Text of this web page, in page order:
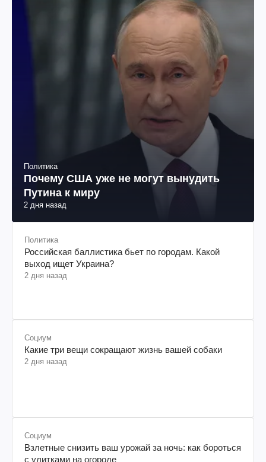
Политика
Почему США уже не могут вынудить
Путина к миру
2 дня назад
Политика
Российская баллистика бьет по городам. Какой
выход ищет Украина?
2 дня назад
Социум
Какие три вещи сокращают жизнь вашей собаки
2 дня назад
Социум
Взлетные снизить ваш урожай за ночь: как бороться
с улитками на огороде